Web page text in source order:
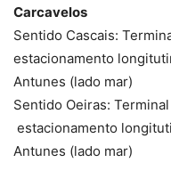
Carcavelos
Sentido Cascais:
estacionamento
Antunes (lado mar)
Sentido Oeiras:
estacionamento
Antunes (lado mar)